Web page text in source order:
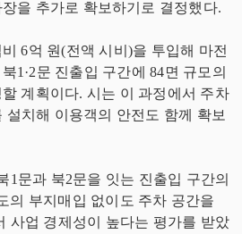
을 추가로 확보하기로 결정했다.
6억 원(전액 시비)을 투입해 마전
1·2문 진출입 구간에 84면 규모의
계획이다. 시는 이 과정에서 주차
치해 이용객의 안전도 함께 확보
1문과 북2문을 잇는 진출입 구간의
의 부지매입 없이도 주차 공간을
사업 경제성이 높다는 평가를 받았